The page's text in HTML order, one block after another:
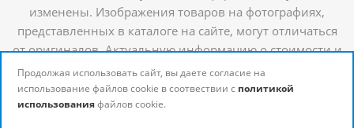
изменены. Изображения товаров на фотографиях,
представленных в каталоге на сайте, могут отличаться
от оригиналов. Актуальную информацию о стоимости и
наличии товаров можно получить у наших
менеджеров
Продолжая использовать сайт, вы даете согласие на
использование файлов cookie в соотвествии с политикой
использованияфайлов cookie.